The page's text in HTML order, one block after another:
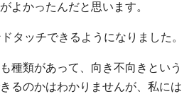
よかったんだと思います。
タッチできるようになりました。
種類があって、向き不向きという
るのかはわかりませんが、私には